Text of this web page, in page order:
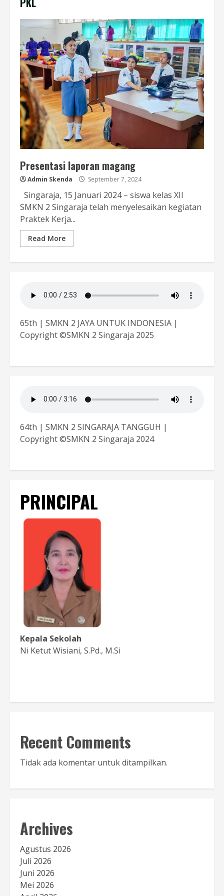
Presentasi laporan magang
Admin Skenda September 7, 2024
Singaraja, 15 Januari 2024 – siswa kelas XII
SMKN 2 Singaraja telah menyelesaikan kegiatan
Praktek Kerja...
Read More
65th | SMKN 2 JAYA UNTUK INDONESIA |
Copyright ©SMKN 2 Singaraja 2025
64th | SMKN 2 SINGARAJA TANGGUH |
Copyright ©SMKN 2 Singaraja 2024
PRINCIPAL
Kepala Sekolah
Ni Ketut Wisiani, S.Pd., M.Si
Recent Comments
Tidak ada komentar untuk ditampilkan.
Archives
Agustus 2026
Juli 2026
Juni 2026
Mei 2026